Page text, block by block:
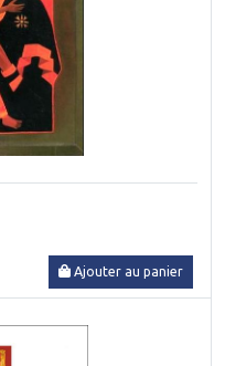
Ajouter au panier